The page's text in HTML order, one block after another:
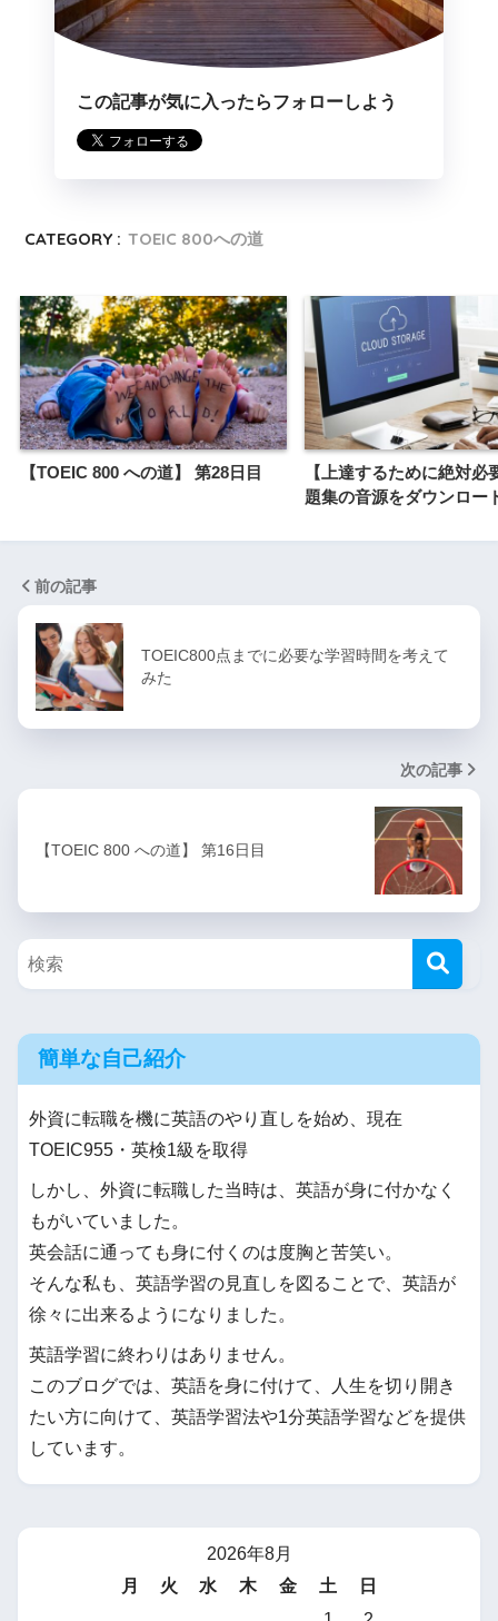
この記事が気に入ったらフォローしよう
CATEGORY : TOEIC 800への道
【TOEIC 800 への道】 第28日目
【上達するために絶対必
題集の音源をダウンロー
前の記事
TOEIC800点までに必要な学習時間を考えて
みた
次の記事
【TOEIC 800 への道】 第16日目
簡単な自己紹介
外資に転職を機に英語のやり直しを始め、現在
TOEIC955・英検1級を取得
しかし、外資に転職した当時は、英語が身に付かなく
もがいていました。
英会話に通っても身に付くのは度胸と苦笑い。
そんな私も、英語学習の見直しを図ることで、英語が
徐々に出来るようになりました。
英語学習に終わりはありません。
このブログでは、英語を身に付けて、人生を切り開き
たい方に向けて、英語学習法や1分英語学習などを提供
しています。
2026年8月
月
火 水 木 金 土
日